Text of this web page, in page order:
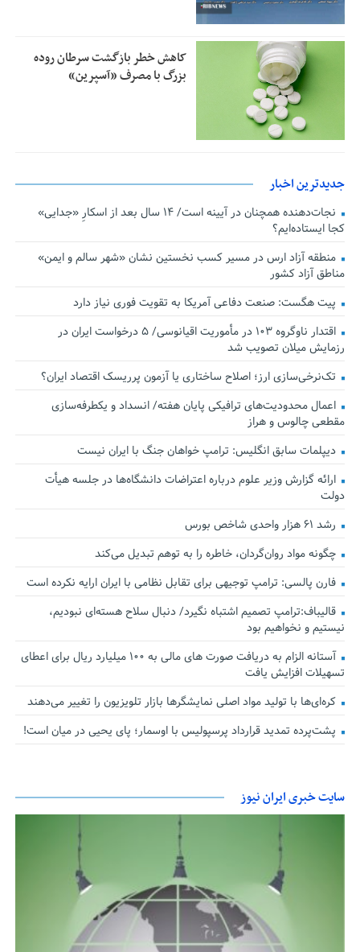
کاهش خطر بازگشت سرطان روده
بزرگ با مصرف «آسپرین»
جدیدترین اخبار
نجات‌دهنده‌ همچنان در آیینه است/ ۱۴ سال بعد از اسکارِ «جدایی»
کجا ایستاده‌ایم؟
منطقه آزاد ارس در مسیر کسب نخستین نشان «شهر سالم و ایمن»
مناطق آزاد کشور
پیت هگست: صنعت دفاعی آمریکا به تقویت فوری نیاز دارد
اقتدار ناوگروه ۱۰۳ در مأموریت‌ اقیانوسی/ ۵ درخواست ایران در
رزمایش میلان تصویب شد
تک‌نرخی‌سازی ارز؛ اصلاح ساختاری یا آزمون پرریسک اقتصاد ایران؟
اعمال محدودیت‌های ترافیکی پایان هفته/ انسداد و یکطرفه‌سازی
مقطعی چالوس و هراز
دیپلمات سابق انگلیس:‌ ترامپ خواهان جنگ با ایران نیست
ارائه گزارش وزیر علوم درباره اعتراضات دانشگاه‌ها در جلسه هیأت
دولت
رشد ۶۱ هزار واحدی شاخص بورس
چگونه مواد روان‌گردان، خاطره را به توهم تبدیل می‌کند
فارن پالسی: ترامپ توجیهی برای تقابل نظامی با ایران ارایه نکرده است
قالیباف:ترامپ تصمیم اشتباه نگیرد/ دنبال سلاح هسته‌ای نبودیم،
نیستیم و نخواهیم بود
آستانه الزام به دریافت صورت های مالی به ۱۰۰ میلیارد ریال برای اعطای
تسهیلات افزایش یافت
کره‌ای‌ها با تولید مواد اصلی نمایشگرها بازار تلویزیون را تغییر می‌دهند
پشت‌پرده تمدید قرارداد پرسپولیس با اوسمار؛ پای یحیی در میان است!
سایت خبری ایران نیوز